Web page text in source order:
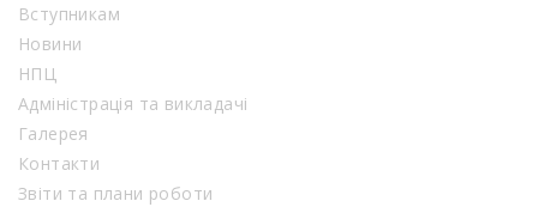
Вступникам
Новини
НПЦ
Адміністрація та викладачі
Галерея
Контакти
Звіти та плани роботи